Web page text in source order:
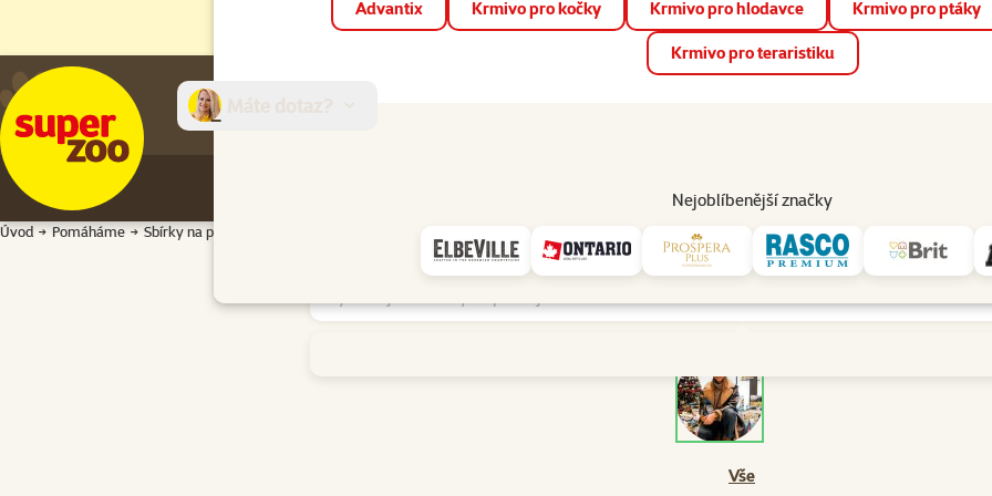
📱 Stáhněte si novou aplikaci Super zoo.Více informací
Advantix Krmivo pro kočky Krmivo pro hlodavce Krmivo pro ptáky
Krmivo pro teraristiku
Nejoblíbenější značky
Prodejny Služby
Úvod Pomáháme Sbírky na prodejnách
Sbírky na prodejnách
Vyhledejte v poradně
Vše